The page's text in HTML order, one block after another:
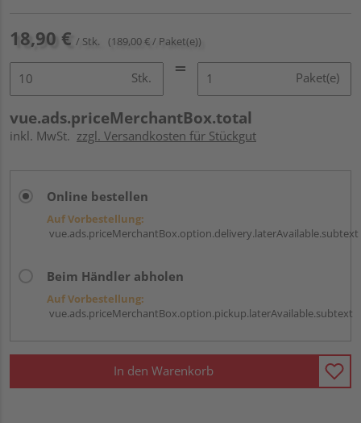
18,90 € / Stk. (189,00 € / Paket(e))
Stk. Paket(e)
vue.ads.priceMerchantBox.total
inkl. MwSt. zzgl. Versandkosten für Stückgut
Online bestellen
Auf Vorbestellung:
vue.ads.priceMerchantBox.option.delivery.laterAvailable.subtext
Beim Händler abholen
Auf Vorbestellung:
vue.ads.priceMerchantBox.option.pickup.laterAvailable.subtext
In den Warenkorb